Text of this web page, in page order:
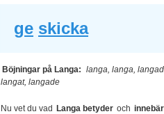
ge skicka
Böjningar på Langa: langa, langa,
langat, langade
Nu vet du vad Langa betyder och innebär